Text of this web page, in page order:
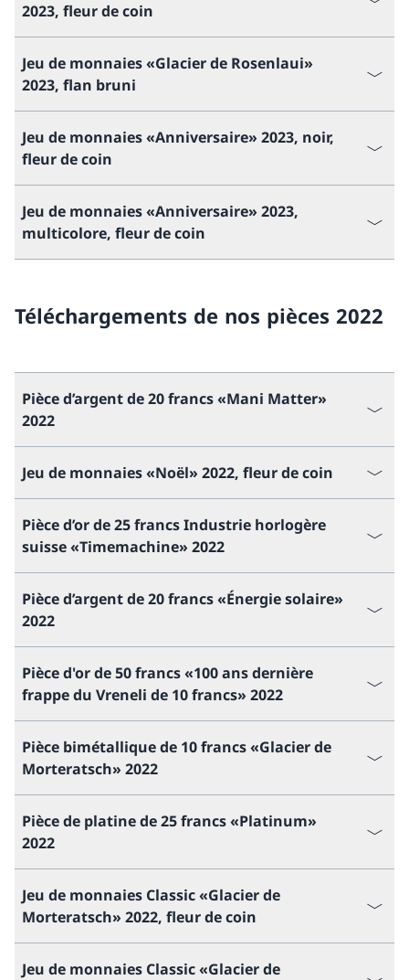
2023, fleur de coin
Jeu de monnaies «Glacier de Rosenlaui»
2023, flan bruni
Jeu de monnaies «Anniversaire» 2023, noir,
fleur de coin
Jeu de monnaies «Anniversaire» 2023,
multicolore, fleur de coin
Téléchargements de nos pièces 2022
Pièce d’argent de 20 francs «Mani Matter»
2022
Jeu de monnaies «Noël» 2022, fleur de coin
Pièce d’or de 25 francs Industrie horlogère
suisse «Timemachine» 2022
Pièce d’argent de 20 francs «Énergie solaire»
2022
Pièce d'or de 50 francs «100 ans dernière
frappe du Vreneli de 10 francs» 2022
Pièce bimétallique de 10 francs «Glacier de
Morteratsch» 2022
Pièce de platine de 25 francs «Platinum»
2022
Jeu de monnaies Classic «Glacier de
Morteratsch» 2022, fleur de coin
Jeu de monnaies Classic «Glacier de